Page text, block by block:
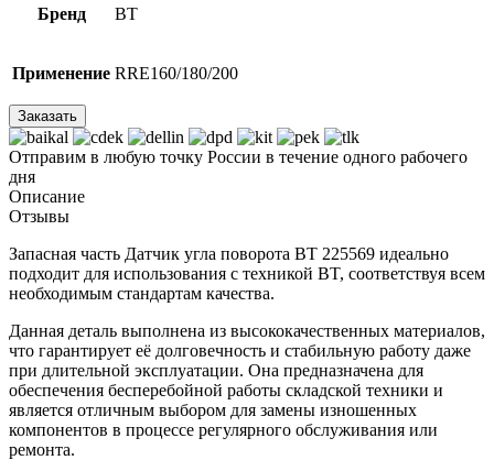
Бренд BT
Применение RRE160/180/200
Заказать
Отправим в любую точку России в течение одного рабочего
дня
Описание
Отзывы
Запасная часть Датчик угла поворота BT 225569 идеально
подходит для использования с техникой BT, соответствуя всем
необходимым стандартам качества.
Данная деталь выполнена из высококачественных материалов,
что гарантирует её долговечность и стабильную работу даже
при длительной эксплуатации. Она предназначена для
обеспечения бесперебойной работы складской техники и
является отличным выбором для замены изношенных
компонентов в процессе регулярного обслуживания или
ремонта.